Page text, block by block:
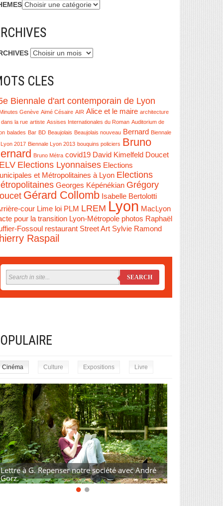
CLES
Biennale d'art contemporain de Lyon
Genève Aimé Césaire AIR Alice et le maire architecture
dans la rue artiste Assises Internationales du Roman Auditorium de
balades Bar BD Beaujolais Beaujolais nouveau Bernard
Biennale
2017 Biennale Lyon 2013 bouquins policiers Bruno
Bruno Métra covid19 David Kimelfeld Doucet
Elections Lyonnaises Elections
et Métropolitaines à Lyon Elections
Georges Képénékian Grégory
Gérard Collomb Isabelle Bertolotti
cour Lime loi PLM LREM Lyon MacLyon
pour la transition Lyon-Métropole photos Raphaël
Fossoul restaurant Street Art Sylvie Ramond
Raspail
SEARCH
Cinéma Culture Expositions Livre
Lettre à G. Repenser notre société avec André
Gorz.